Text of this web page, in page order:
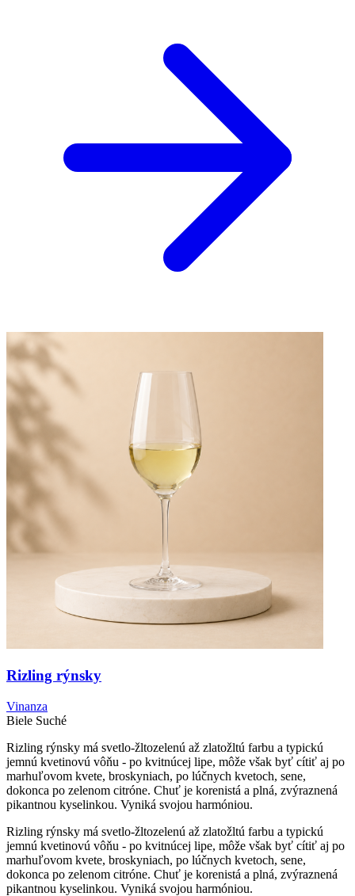
Rizling rýnsky
Vinanza
Biele Suché
Rizling rýnsky má svetlo-žltozelenú až zlatožltú farbu a typickú
jemnú kvetinovú vôňu - po kvitnúcej lipe, môže však byť cítiť aj po
marhuľovom kvete, broskyniach, po lúčnych kvetoch, sene,
dokonca po zelenom citróne. Chuť je korenistá a plná, zvýraznená
pikantnou kyselinkou. Vyniká svojou harmóniou.
Rizling rýnsky má svetlo-žltozelenú až zlatožltú farbu a typickú
jemnú kvetinovú vôňu - po kvitnúcej lipe, môže však byť cítiť aj po
marhuľovom kvete, broskyniach, po lúčnych kvetoch, sene,
dokonca po zelenom citróne. Chuť je korenistá a plná, zvýraznená
pikantnou kyselinkou. Vyniká svojou harmóniou.